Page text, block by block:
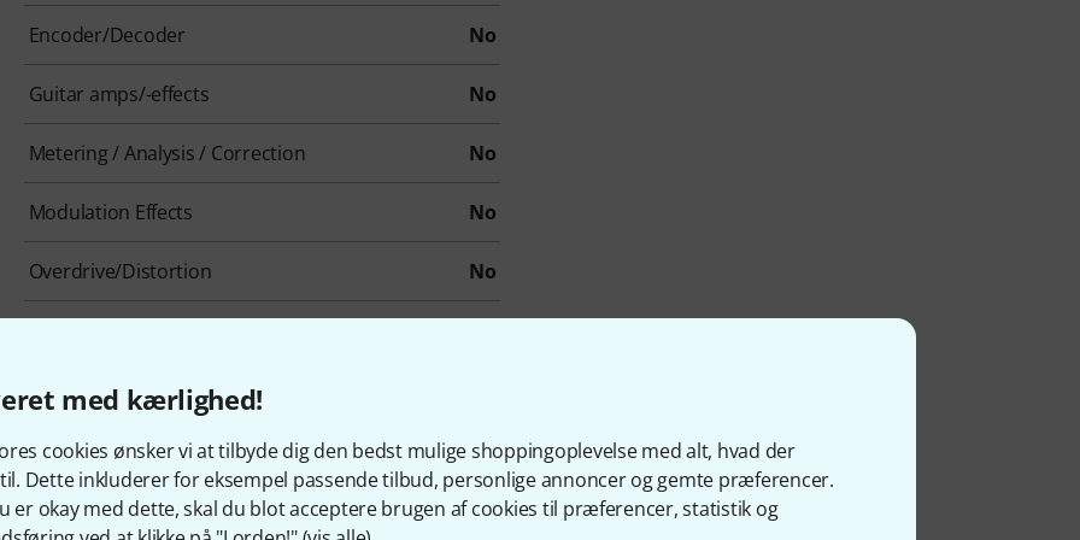
med kærlighed!
cookies ønsker vi at tilbyde dig den bedst mulige shoppingoplevelse med alt, hvad der
Dette inkluderer for eksempel passende tilbud, personlige annoncer og gemte præferencer.
er okay med dette, skal du blot acceptere brugen af cookies til præferencer, statistik og
Encoder/Decoder No
Guitar amps/-effects No
Metering / Analysis / Correction No
Modulation Effects No
Overdrive/Distortion No
Reverb
Summer / Mixing Consoles No
Pitch Shifter / Harmonizer / Timestretching No